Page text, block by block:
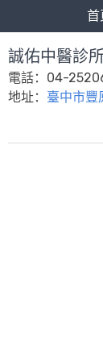
首
誠佑中醫診
電話：04-
地址： 臺中市豐